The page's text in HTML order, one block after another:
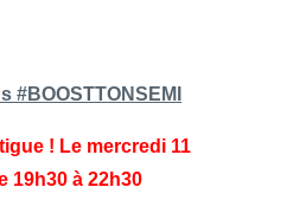
#BOOSTTONSEMI
! Le mercredi 11
19h30 à 22h30